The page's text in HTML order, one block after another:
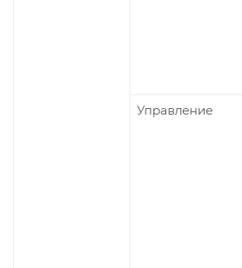
Управление